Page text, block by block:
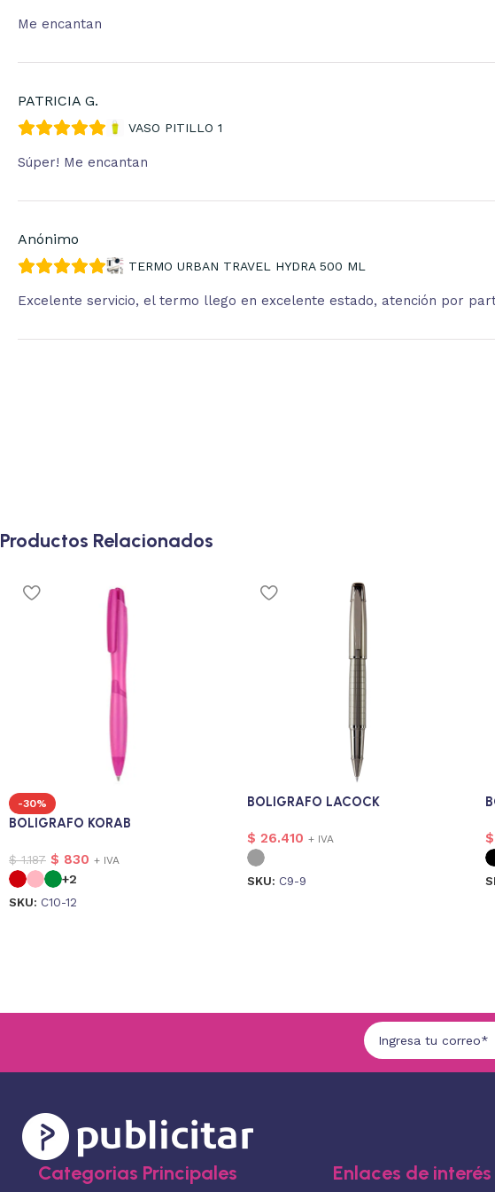
Me encantan
PATRICIA G.
VASO PITILLO 1
Súper! Me encantan
Anónimo
TERMO URBAN TRAVEL HYDRA 500 ML
Excelente servicio, el termo llego en excelente estado, atención por
Productos Relacionados
-30%
BOLIGRAFO KORAB
$1.187 $ 830 + IVA
+2
SKU: C10-12
BOLIGRAFO LACOCK
$ 26.410 + IVA
SKU: C9-9
$
Categorias Principales Enlaces de interés